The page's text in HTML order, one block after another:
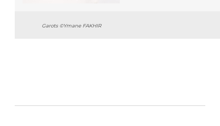
Garots ©Ymane FAKHIR